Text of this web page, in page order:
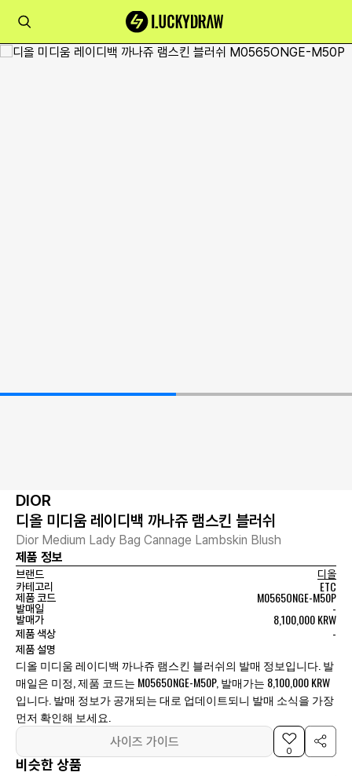
DIOR
디올 미디움 레이디백 까나쥬 램스킨 블러쉬
Dior Medium Lady Bag Cannage Lambskin Blush
제품 정보
브랜드
디올
카테고리
ETC
제품 코드 M0565ONGE-M50P
발매일 -
발매가 8,100,000 KRW
제품 색상 -
제품 설명
디올 미디움 레이디백 까나쥬 램스킨 블러쉬의 발매 정보입니다. 발
매일은 미정, 제품 코드는 M0565ONGE-M50P, 발매가는 8,100,000 KRW
입니다. 발매 정보가 공개되는 대로 업데이트되니 발매 소식을 가장
먼저 확인해 보세요.
사이즈 가이드
0
비슷한 상품